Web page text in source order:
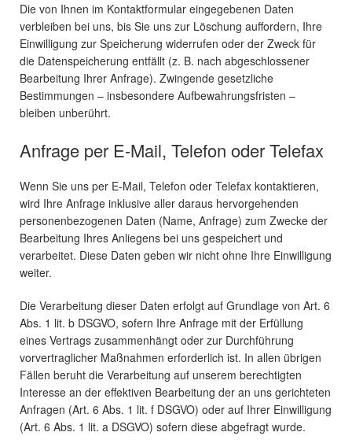
Die von Ihnen im Kontaktformular eingegebenen Daten
verbleiben bei uns, bis Sie uns zur Löschung auffordern, Ihre
Einwilligung zur Speicherung widerrufen oder der Zweck für
die Datenspeicherung entfällt (z. B. nach abgeschlossener
Bearbeitung Ihrer Anfrage). Zwingende gesetzliche
Bestimmungen – insbesondere Aufbewahrungsfristen –
bleiben unberührt.
Anfrage per E-Mail, Telefon oder Telefax
Wenn Sie uns per E-Mail, Telefon oder Telefax kontaktieren,
wird Ihre Anfrage inklusive aller daraus hervorgehenden
personenbezogenen Daten (Name, Anfrage) zum Zwecke der
Bearbeitung Ihres Anliegens bei uns gespeichert und
verarbeitet. Diese Daten geben wir nicht ohne Ihre Einwilligung
weiter.
Die Verarbeitung dieser Daten erfolgt auf Grundlage von Art. 6
Abs. 1 lit. b DSGVO, sofern Ihre Anfrage mit der Erfüllung
eines Vertrags zusammenhängt oder zur Durchführung
vorvertraglicher Maßnahmen erforderlich ist. In allen übrigen
Fällen beruht die Verarbeitung auf unserem berechtigten
Interesse an der effektiven Bearbeitung der an uns gerichteten
Anfragen (Art. 6 Abs. 1 lit. f DSGVO) oder auf Ihrer Einwilligung
(Art. 6 Abs. 1 lit. a DSGVO) sofern diese abgefragt wurde.